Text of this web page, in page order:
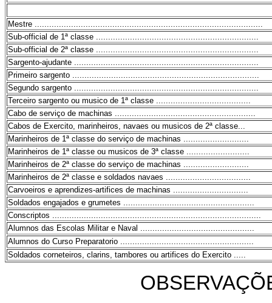
Mestre ..............................................................................................
Sub-official de 1ª classe ...................................................................
Sub-official de 2ª classe ...................................................................
Sargento-ajudante ............................................................................
Primeiro sargento .............................................................................
Segundo sargento ............................................................................
Terceiro sargento ou musico de 1ª classe .......................................
Cabo de serviço de machinas ..........................................................
Cabos de Exercito, marinheiros, navaes ou musicos de 2ª classe...
Marinheiros de 1ª classe do serviço de machinas ...........................
Marinheiros de 1ª classe ou musicos de 3ª classe ..........................
Marinheiros de 2ª classe do serviço de machinas ...........................
Marinheiros de 2ª classe e soldados navaes ...................................
Carvoeiros e aprendizes-artifices de machinas ...............................
Soldados engajados e grumetes ......................................................
Conscriptos ......................................................................................
Alumnos das Escolas Militar e Naval ...............................................
Alumnos do Curso Preparatorio .......................................................
Soldados corneteiros, clarins, tambores ou artifices do Exercito .....